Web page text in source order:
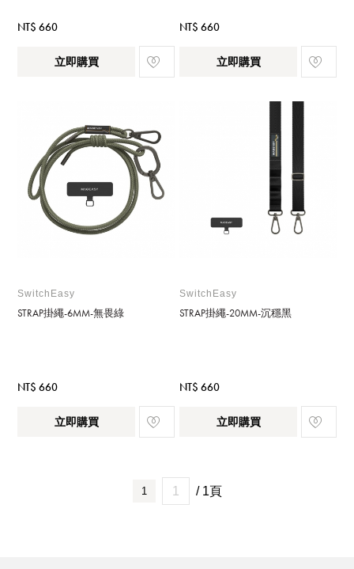
NT$ 660
立即購買
NT$ 660
立即購買
SwitchEasy
STRAP掛繩-6MM-無畏綠
NT$ 660
立即購買
SwitchEasy
STRAP掛繩-20MM-沉穩黑
NT$ 660
立即購買
1 / 1頁